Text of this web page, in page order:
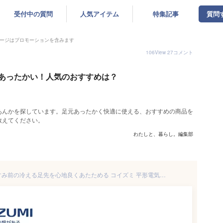
受付中の質問 人気アイテム 特集記事 質問
ジはプロモーションを含みます
106View 27コメント
ったかい！人気のおすすめは？
かを探しています。足元あったかく快適に使える、おすすめの商品を
てください。
わたしと、暮らし。編集部